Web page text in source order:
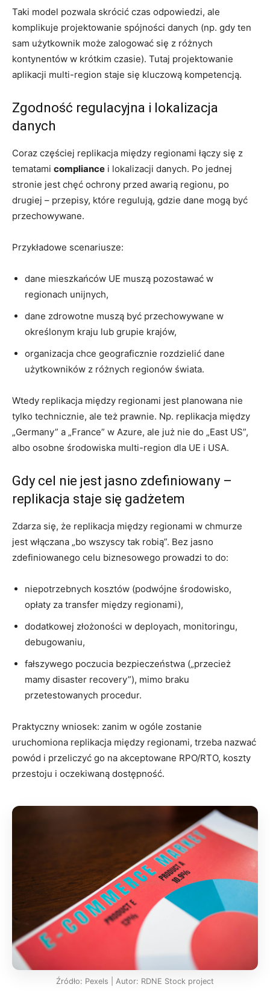
Taki model pozwala skrócić czas odpowiedzi, ale
komplikuje projektowanie spójności danych (np. gdy ten
sam użytkownik może zalogować się z różnych
kontynentów w krótkim czasie). Tutaj projektowanie
aplikacji multi-region staje się kluczową kompetencją.
Zgodność regulacyjna i lokalizacja
danych
Coraz częściej replikacja między regionami łączy się z
tematami compliance i lokalizacji danych. Po jednej
stronie jest chęć ochrony przed awarią regionu, po
drugiej – przepisy, które regulują, gdzie dane mogą być
przechowywane.
Przykładowe scenariusze:
dane mieszkańców UE muszą pozostawać w
regionach unijnych,
dane zdrowotne muszą być przechowywane w
określonym kraju lub grupie krajów,
organizacja chce geograficznie rozdzielić dane
użytkowników z różnych regionów świata.
Wtedy replikacja między regionami jest planowana nie
tylko technicznie, ale też prawnie. Np. replikacja między
„Germany” a „France” w Azure, ale już nie do „East US”,
albo osobne środowiska multi-region dla UE i USA.
Gdy cel nie jest jasno zdefiniowany –
replikacja staje się gadżetem
Zdarza się, że replikacja między regionami w chmurze
jest włączana „bo wszyscy tak robią”. Bez jasno
zdefiniowanego celu biznesowego prowadzi to do:
niepotrzebnych kosztów (podwójne środowisko,
opłaty za transfer między regionami),
dodatkowej złożoności w deployach, monitoringu,
debugowaniu,
fałszywego poczucia bezpieczeństwa („przecież
mamy disaster recovery”), mimo braku
przetestowanych procedur.
Praktyczny wniosek: zanim w ogóle zostanie
uruchomiona replikacja między regionami, trzeba nazwać
powód i przeliczyć go na akceptowane RPO/RTO, koszty
przestoju i oczekiwaną dostępność.
Źródło: Pexels | Autor: RDNE Stock project